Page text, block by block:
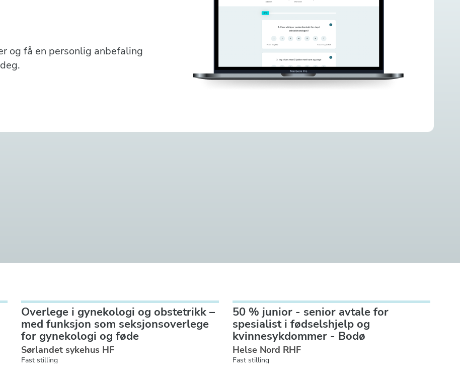
og få en personlig anbefaling
Overlege i gynekologi og obstetrikk –
med funksjon som seksjonsoverlege
for gynekologi og føde
Sørlandet sykehus HF
Fast stilling
50 % junior - senior avtale for
spesialist i fødselshjelp og
kvinnesykdommer - Bodø
Helse Nord RHF
Fast stilling